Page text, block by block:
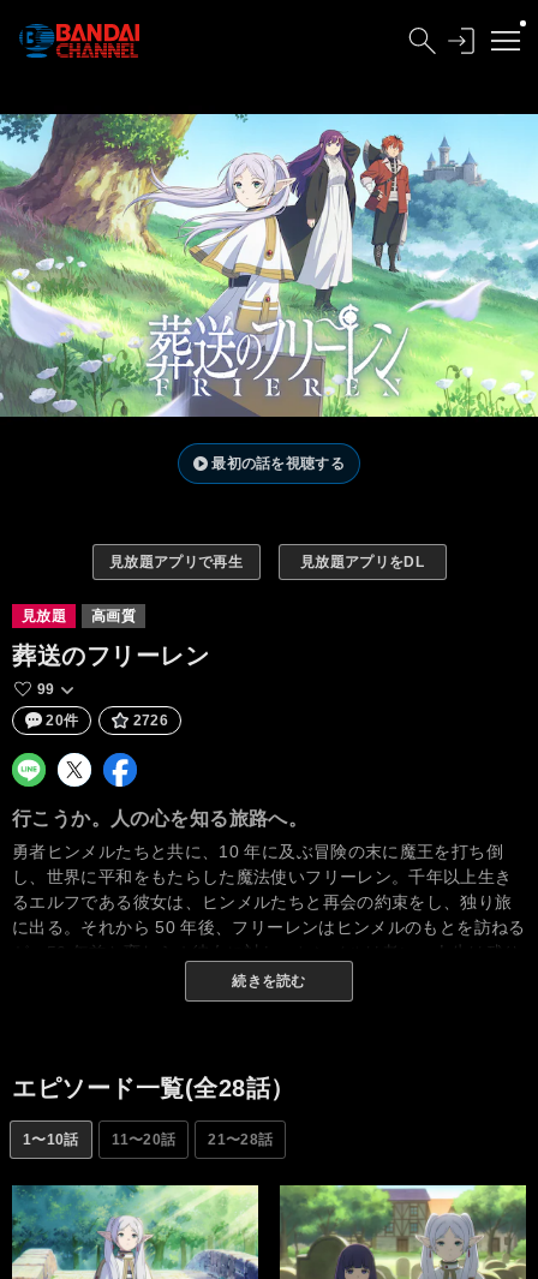
最初の話を視聴する
見放題アプリで再生 見放題アプリをDL
見放題 高画質
葬送のフリーレン
99
20件
2726
行こうか。人の心を知る旅路へ。
勇者ヒンメルたちと共に、10 年に及ぶ冒険の末に魔王を打ち倒
し、世界に平和をもたらした魔法使いフリーレン。千年以上生き
るエルフである彼女は、ヒンメルたちと再会の約束をし、独り旅
に出る。それから 50 年後、フリーレンはヒンメルのもとを訪ねる
が、50 年前と変わらぬ彼女に対し、ヒンメルは老い、人生は残り
わずかだった。その後、死を迎えたヒンメルを目の当たりにし、
これまで“人を知る”ことをしてこなかった自分を痛感し、それを悔
続きを読む
エピソード一覧(全28話）
1〜10話 11〜20話 21〜28話